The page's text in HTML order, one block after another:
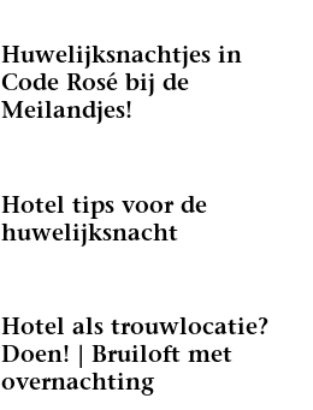
Huwelijksnachtjes in
Code Rosé bij de
Meilandjes!
Hotel tips voor de
huwelijksnacht
Hotel als trouwlocatie?
Doen! | Bruiloft met
overnachting